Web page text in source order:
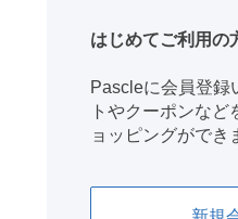
はじめてご利用の
Pascleに会員登録
トやクーポンな
ョッピングができ